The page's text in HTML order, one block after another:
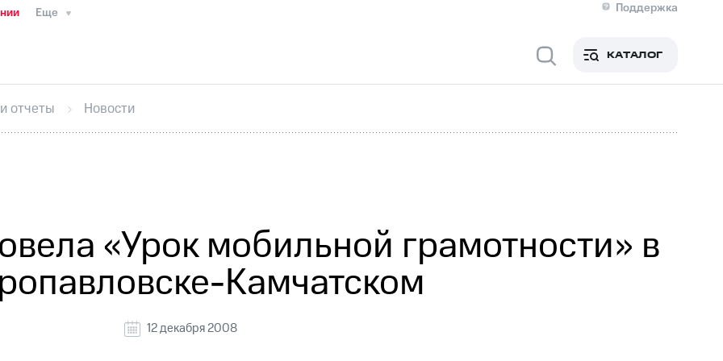
Еще
Поддержка
Медиа-центр
ИнтервьюФинансовая отчетностьКонтактыНовости в регионе
секретарьРаскрытие информации
кабинет акционераАкционерный капиталКонтроль и аудитРынок акций
КАТАЛОГ
отчеты Новости
«Урок мобильной грамотности» в
Камчатском
12 декабря 2008